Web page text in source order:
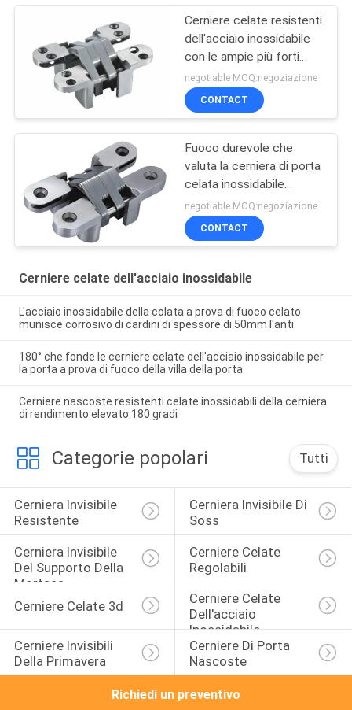
Cerniere celate resistenti
dell'acciaio inossidabile
con le ampie più forti
armi di collegamento
negotiable MOQ:negoziazione
CONTACT
Fuoco durevole che
valuta la cerniera di porta
celata inossidabile
19x95mm 180 gradi
negotiable MOQ:negoziazione
CONTACT
Cerniere celate dell'acciaio inossidabile
L'acciaio inossidabile della colata a prova di fuoco celato
munisce corrosivo di cardini di spessore di 50mm l'anti
180° che fonde le cerniere celate dell'acciaio inossidabile per
la porta a prova di fuoco della villa della porta
Cerniere nascoste resistenti celate inossidabili della cerniera
di rendimento elevato 180 gradi
Categorie popolari Tutti
Cerniera Invisibile
Resistente
Cerniera Invisibile Di
Soss
Cerniera Invisibile
Del Supporto Della
Mortasa
Cerniere Celate
Regolabili
Cerniere Celate 3d
Cerniere Celate
Dell'acciaio
Inossidabile
Cerniere Invisibili
Della Primavera
Cerniere Di Porta
Nascoste
Richiedi un preventivo